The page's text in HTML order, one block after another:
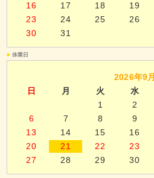
16
17 18 19
23
24 25 26
30
31
■ 休業日
2026年9月
日
月 火 水
1
2
6
7 8 9
13
14 15 16
20
21 22 23
27
28 29 30